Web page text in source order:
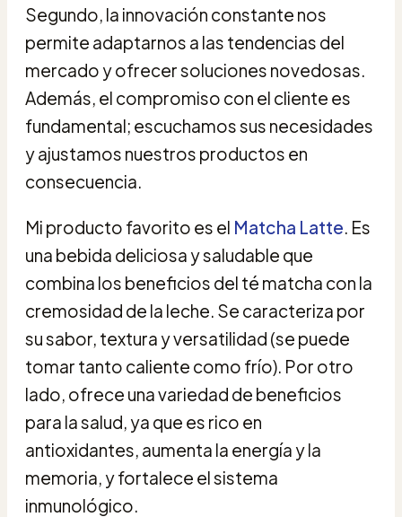
Segundo, la innovación constante nos
permite adaptarnos a las tendencias del
mercado y ofrecer soluciones novedosas.
Además, el compromiso con el cliente es
fundamental; escuchamos sus necesidades
y ajustamos nuestros productos en
consecuencia.
Mi producto favorito es el Matcha Latte. Es
una bebida deliciosa y saludable que
combina los beneficios del té matcha con la
cremosidad de la leche. Se caracteriza por
su sabor, textura y versatilidad (se puede
tomar tanto caliente como frío). Por otro
lado, ofrece una variedad de beneficios
para la salud, ya que es rico en
antioxidantes, aumenta la energía y la
memoria, y fortalece el sistema
inmunológico.